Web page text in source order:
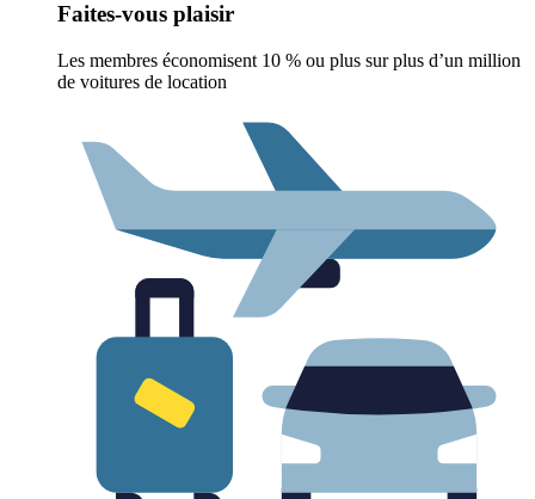
Faites-vous plaisir
Les membres économisent 10 % ou plus sur plus d’un million
de voitures de location